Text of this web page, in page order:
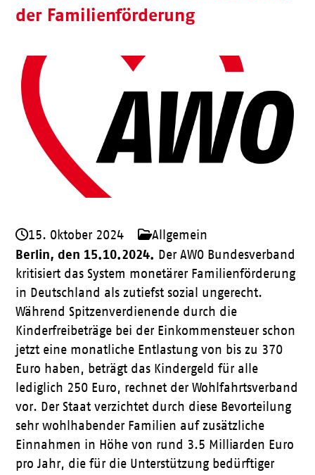
der Familienförderung
15. Oktober 2024 Allgemein
Berlin, den 15.10.2024. Der AWO Bundesverband
kritisiert das System monetärer Familienförderung
in Deutschland als zutiefst sozial ungerecht.
Während Spitzenverdienende durch die
Kinderfreibeträge bei der Einkommensteuer schon
jetzt eine monatliche Entlastung von bis zu 370
Euro haben, beträgt das Kindergeld für alle
lediglich 250 Euro, rechnet der Wohlfahrtsverband
vor. Der Staat verzichtet durch diese Bevorteilung
sehr wohlhabender Familien auf zusätzliche
Einnahmen in Höhe von rund 3.5 Milliarden Euro
pro Jahr, die für die Unterstützung bedürftiger